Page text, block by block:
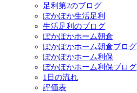
足利第2のブログ
ぽかぽか生活足利
生活足利のブログ
ぽかぽかホーム朝倉
ぽかぽかホーム朝倉ブログ
ぽかぽかホーム利保
ぽかぽかホーム利保ブログ
1日の流れ
評価表